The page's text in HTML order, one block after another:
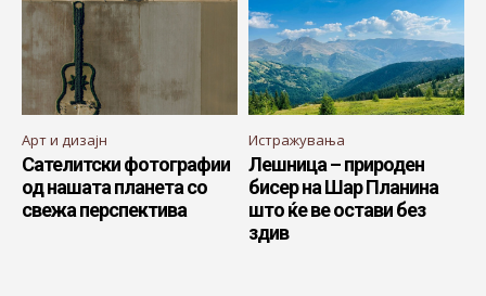
Арт и дизајн
Сателитски фотографии
од нашата планета со
свежа перспектива
Истражувања
Лешница – природен
бисер на Шар Планина
што ќе ве остави без
здив